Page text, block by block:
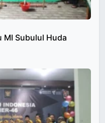
MI Subulul Huda